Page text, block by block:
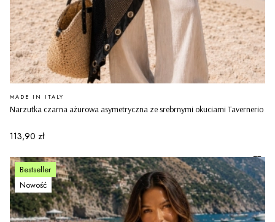
Narzutka czarna ażurowa asymetryczna ze srebrnymi okuciami Tavernerio
PRODUCENT
MADE IN ITALY
Cena
113,90 zł
Bestseller
Nowość